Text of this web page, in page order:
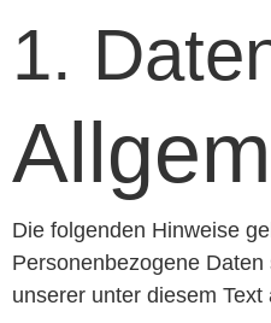
1.
Die folgenden Hinweise
Personenbezogene
unserer unter diesem